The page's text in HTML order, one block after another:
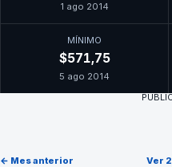
1 ago 2014
MÍNIMO
$571,75
5 ago 2014
← Mes anterior Ver